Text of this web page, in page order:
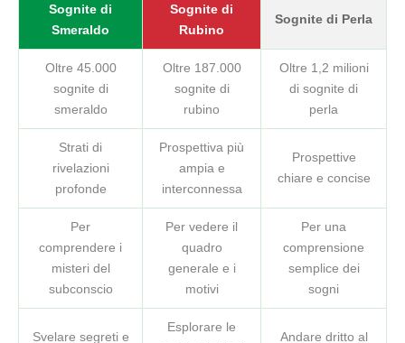
Sognite di
Smeraldo
Sognite di
Rubino
Sognite di Perla
Oltre 45.000
sognite di
smeraldo
Oltre 187.000
sognite di
rubino
Oltre 1,2 milioni
di sognite di
perla
Strati di
rivelazioni
profonde
Prospettiva più
ampia e
interconnessa
Prospettive
chiare e concise
Per
comprendere i
misteri del
subconscio
Per vedere il
quadro
generale e i
motivi
Per una
comprensione
semplice dei
sogni
Svelare segreti e
Esplorare le
Andare dritto al